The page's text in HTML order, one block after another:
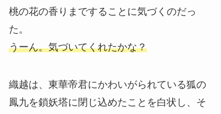
桃の花の香りまですることに気づくのだっ
た。
うーん。気づいてくれたかな？
織越は、東華帝君にかわいがられている狐の
鳳九を鎖妖塔に閉じ込めたことを白状し、そ